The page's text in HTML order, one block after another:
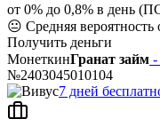
от 0% до 0,8% в день
😐 Средняя вероятность
Получить деньги
МонеткинГранат займ
№2403045010104
7 дней